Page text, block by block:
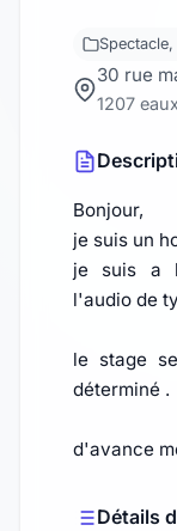
30 rue
1207
Bonjour,
je suis un
je suis a
l'audio de
le stage
déterminé .
d'avance
Détails